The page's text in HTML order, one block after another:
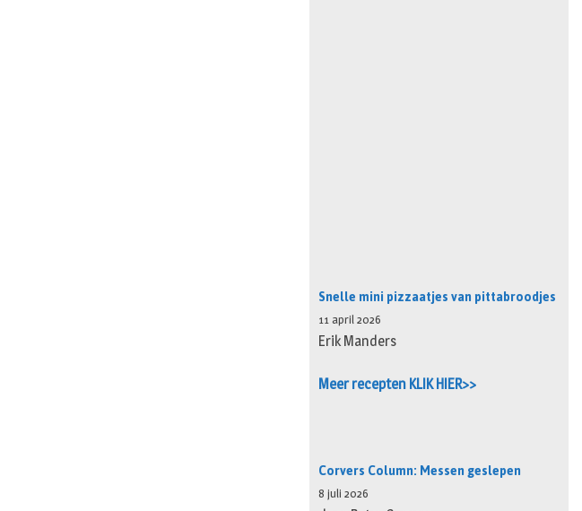
Snelle mini pizzaatjes van pittabroodjes
11 april 2026
Erik Manders
Meer recepten KLIK HIER>>
Corvers Column: Messen geslepen
8 juli 2026